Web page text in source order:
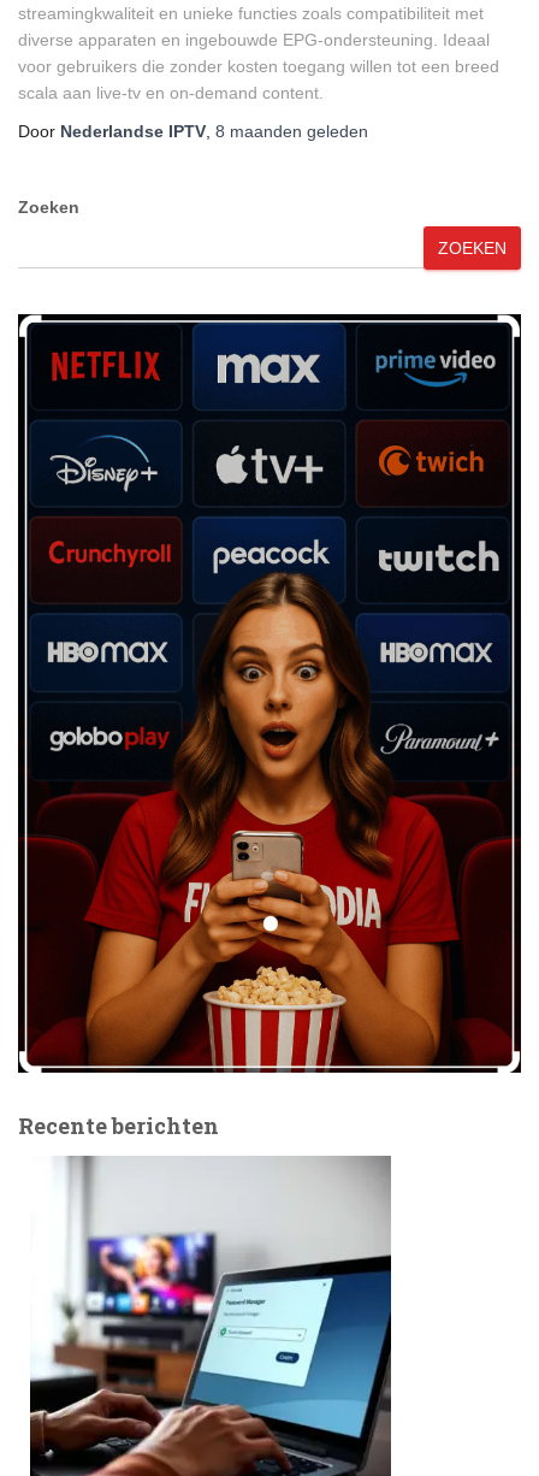
streamingkwaliteit en unieke functies zoals compatibiliteit met
diverse apparaten en ingebouwde EPG-ondersteuning. Ideaal
voor gebruikers die zonder kosten toegang willen tot een breed
scala aan live-tv en on-demand content.
Door Nederlandse IPTV 8 maanden geleden
Zoeken
ZOEKEN
Recente berichten